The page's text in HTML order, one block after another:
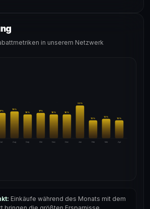
in unserem Netzwerk
Jul
17%
Aug
18%
Sep
16%
Okt
17%
Nov
16%
Dez
16%
Jan
22%
Feb
12%
Mär
13%
Apr
12%
Einkäufe während des Monats mit dem